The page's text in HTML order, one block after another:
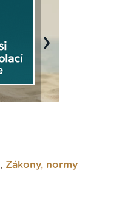
Next
, Zákony, normy